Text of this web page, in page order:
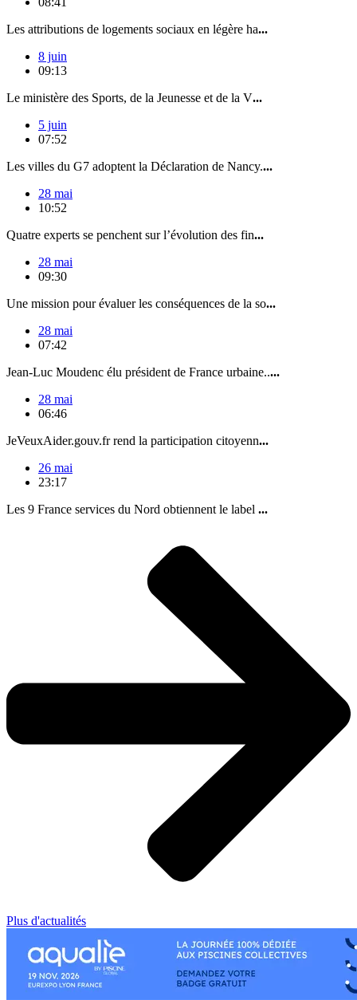
Les attributions de logements sociaux en légère ha...
8 juin
09:13
Le ministère des Sports, de la Jeunesse et de la V...
5 juin
07:52
Les villes du G7 adoptent la Déclaration de Nancy....
28 mai
10:52
Quatre experts se penchent sur l’évolution des fin...
28 mai
09:30
Une mission pour évaluer les conséquences de la so...
28 mai
07:42
Jean-Luc Moudenc élu président de France urbaine.....
28 mai
06:46
JeVeuxAider.gouv.fr rend la participation citoyenn...
26 mai
23:17
Les 9 France services du Nord obtiennent le label ...
Plus d'actualités